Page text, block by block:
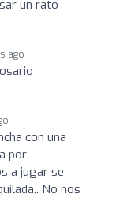
un rato
ago
con una
por
a jugar se
No nos